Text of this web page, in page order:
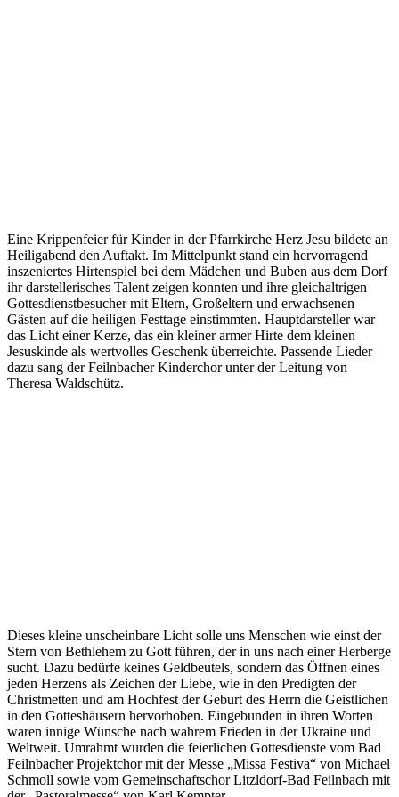
Eine Krippenfeier für Kinder in der Pfarrkirche Herz Jesu bildete an
Heiligabend den Auftakt. Im Mittelpunkt stand ein hervorragend
inszeniertes Hirtenspiel bei dem Mädchen und Buben aus dem Dorf
ihr darstellerisches Talent zeigen konnten und ihre gleichaltrigen
Gottesdienstbesucher mit Eltern, Großeltern und erwachsenen
Gästen auf die heiligen Festtage einstimmten. Hauptdarsteller war
das Licht einer Kerze, das ein kleiner armer Hirte dem kleinen
Jesuskinde als wertvolles Geschenk überreichte. Passende Lieder
dazu sang der Feilnbacher Kinderchor unter der Leitung von
Theresa Waldschütz.
Dieses kleine unscheinbare Licht solle uns Menschen wie einst der
Stern von Bethlehem zu Gott führen, der in uns nach einer Herberge
sucht. Dazu bedürfe keines Geldbeutels, sondern das Öffnen eines
jeden Herzens als Zeichen der Liebe, wie in den Predigten der
Christmetten und am Hochfest der Geburt des Herrn die Geistlichen
in den Gotteshäusern hervorhoben. Eingebunden in ihren Worten
waren innige Wünsche nach wahrem Frieden in der Ukraine und
Weltweit. Umrahmt wurden die feierlichen Gottesdienste vom Bad
Feilnbacher Projektchor mit der Messe „Missa Festiva“ von Michael
Schmoll sowie vom Gemeinschaftschor Litzldorf-Bad Feilnbach mit